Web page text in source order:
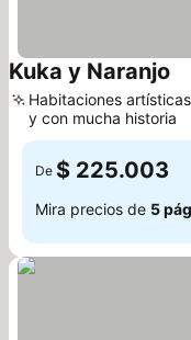
Kuka y Naranjo
Habitaciones artísticas
y con mucha historia
De $ 225.003
Mira precios de 5